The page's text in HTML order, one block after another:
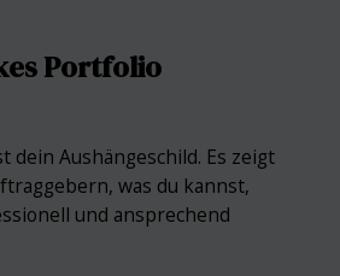
Portfolio
dein Aushängeschild. Es zeigt
was du kannst,
und ansprechend